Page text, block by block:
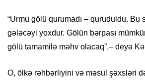
“Urmu gölü qurumadı – quruduldu. Bu
gələcəyi yoxdur. Gölün bərpası
gölü tamamilə məhv olacaq”,– deyə
O, ölkə rəhbərliyini və məsul şəxsləri